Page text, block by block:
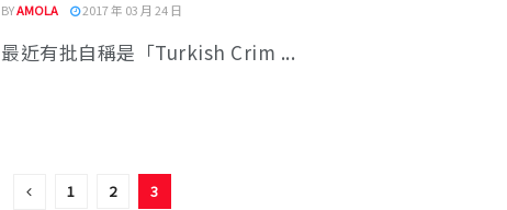
BYAMOLA 2017 年 03 月 24 日
最近有批自稱是「Turkish Crim ...
1 2 3